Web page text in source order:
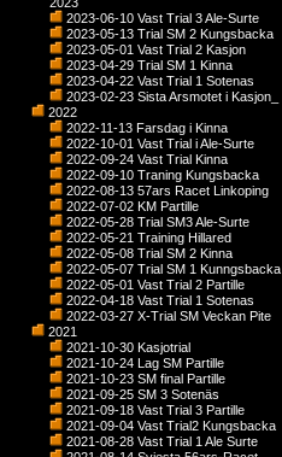
2023-06-10 Vast Trial 3 Ale-Surte
2023-05-13 Trial SM 2 Kungsbacka
2023-05-01 Vast Trial 2 Kasjon
2023-04-29 Trial SM 1 Kinna
2023-04-22 Vast Trial 1 Sotenas
2023-02-23 Sista Arsmotet i Kasjon_
2022
2022-11-13 Farsdag i Kinna
2022-10-01 Vast Trial i Ale-Surte
2022-09-24 Vast Trial Kinna
2022-09-10 Traning Kungsbacka
2022-08-13 57ars Racet Linkoping
2022-07-02 KM Partille
2022-05-28 Trial SM3 Ale-Surte
2022-05-21 Training Hillared
2022-05-08 Trial SM 2 Kinna
2022-05-07 Trial SM 1 Kunngsbacka
2022-05-01 Vast Trial 2 Partille
2022-04-18 Vast Trial 1 Sotenas
2022-03-27 X-Trial SM Veckan Pite
2021
2021-10-30 Kasjotrial
2021-10-24 Lag SM Partille
2021-10-23 SM final Partille
2021-09-25 SM 3 Sotenäs
2021-09-18 Vast Trial 3 Partille
2021-09-04 Vast Trial2 Kungsbacka
2021-08-28 Vast Trial 1 Ale Surte